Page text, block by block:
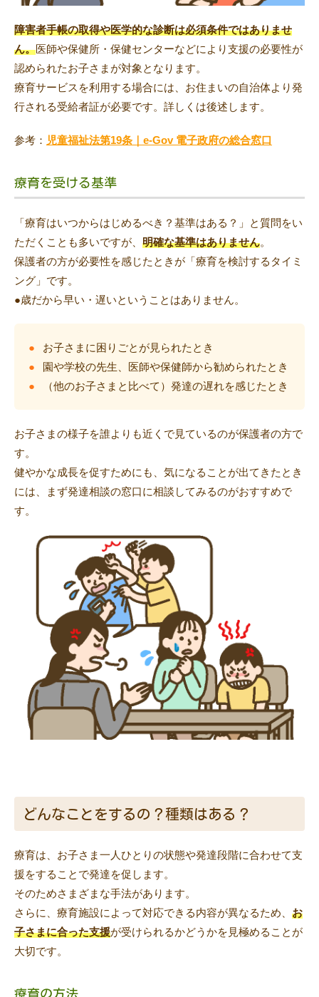
障害者手帳の取得や医学的な診断は必須条件ではありませ
ん。医師や保健所・保健センターなどにより支援の必要性が
認められたお子さまが対象となります。
療育サービスを利用する場合には、お住まいの自治体より発
行される受給者証が必要です。詳しくは後述します。
参考： 児童福祉法第19条｜e-Gov 電子政府の総合窓口
療育を受ける基準
「療育はいつからはじめるべき？基準はある？」と質問をい
ただくことも多いですが、 明確な基準はありません。
保護者の方が必要性を感じたときが「療育を検討するタイミ
ング」です。
●歳だから早い・遅いということはありません。
お子さまに困りごとが見られたとき
園や学校の先生、医師や保健師から勧められたとき
（他のお子さまと比べて）発達の遅れを感じたとき
お子さまの様子を誰よりも近くで見ているのが保護者の方で
す。
健やかな成長を促すためにも、気になることが出てきたとき
には、まず発達相談の窓口に相談してみるのがおすすめで
す。
どんなことをするの？種類はある？
療育は、お子さま一人ひとりの状態や発達段階に合わせて支
援をすることで発達を促します。
そのためさまざまな手法があります。
さらに、療育施設によって対応できる内容が異なるため、 お
子さまに合った支援が受けられるかどうかを見極めることが
大切です。
療育の方法